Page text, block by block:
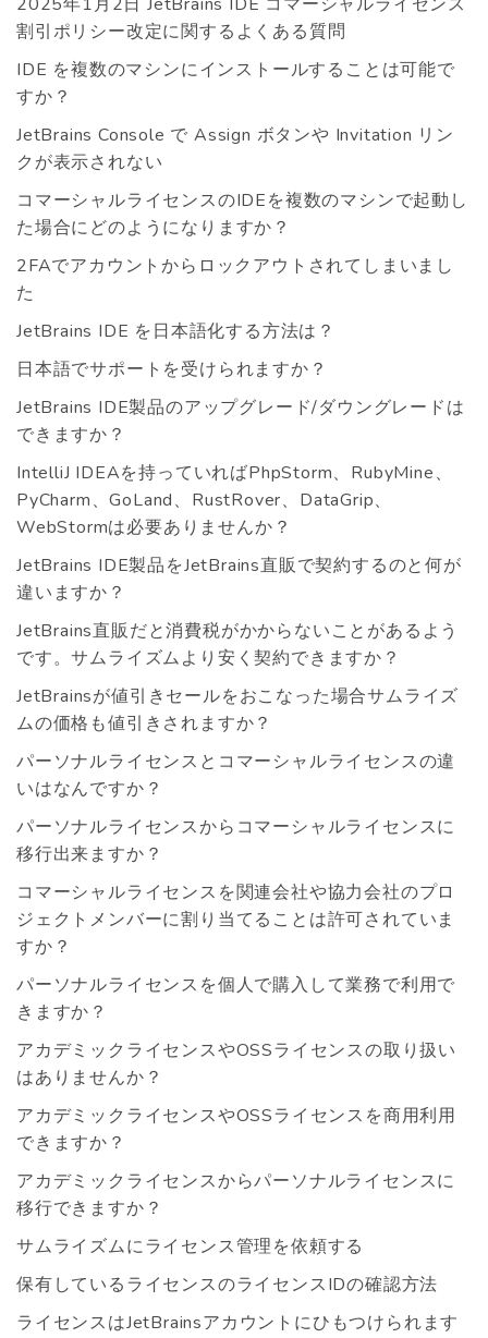
割引ポリシー改定に関するよくある質問
IDE を複数のマシンにインストールすることは可能で
すか？
JetBrains Console で Assign ボタンや Invitation リン
クが表示されない
コマーシャルライセンスのIDEを複数のマシンで起動し
た場合にどのようになりますか？
2FAでアカウントからロックアウトされてしまいまし
た
JetBrains IDE を日本語化する方法は？
日本語でサポートを受けられますか？
JetBrains IDE製品のアップグレード/ダウングレードは
できますか？
IntelliJ IDEAを持っていればPhpStorm、RubyMine、
PyCharm、GoLand、RustRover、DataGrip、
WebStormは必要ありませんか？
JetBrains IDE製品をJetBrains直販で契約するのと何が
違いますか？
JetBrains直販だと消費税がかからないことがあるよう
です。サムライズムより安く契約できますか？
JetBrainsが値引きセールをおこなった場合サムライズ
ムの価格も値引きされますか？
パーソナルライセンスとコマーシャルライセンスの違
いはなんですか？
パーソナルライセンスからコマーシャルライセンスに
移行出来ますか？
コマーシャルライセンスを関連会社や協力会社のプロ
ジェクトメンバーに割り当てることは許可されていま
すか？
パーソナルライセンスを個人で購入して業務で利用で
きますか？
アカデミックライセンスやOSSライセンスの取り扱い
はありませんか？
アカデミックライセンスやOSSライセンスを商用利用
できますか？
アカデミックライセンスからパーソナルライセンスに
移行できますか？
サムライズムにライセンス管理を依頼する
保有しているライセンスのライセンスIDの確認方法
ライセンスはJetBrainsアカウントにひもつけられます